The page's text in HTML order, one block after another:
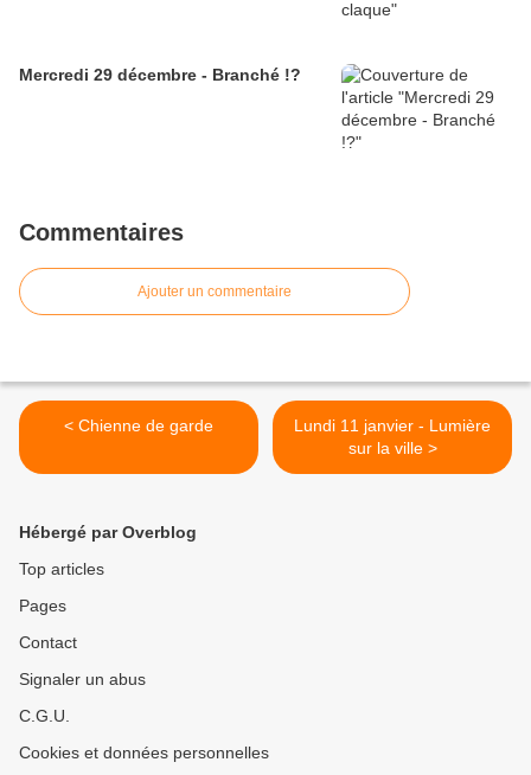
Mercredi 29 décembre - Branché !?
Commentaires
Ajouter un commentaire
< Chienne de garde
Lundi 11 janvier - Lumière
sur la ville >
Hébergé par Overblog
Top articles
Pages
Contact
Signaler un abus
C.G.U.
Cookies et données personnelles